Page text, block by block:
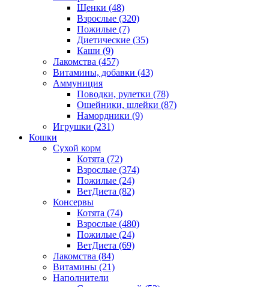
Щенки (48)
Взрослые (320)
Пожилые (7)
Диетические (35)
Каши (9)
Лакомства (457)
Витамины, добавки (43)
Аммуниция
Поводки, рулетки (78)
Ошейники, шлейки (87)
Намордники (9)
Игрушки (231)
Кошки
Сухой корм
Котята (72)
Взрослые (374)
Пожилые (24)
ВетДиета (82)
Консервы
Котята (74)
Взрослые (480)
Пожилые (24)
ВетДиета (69)
Лакомства (84)
Витамины (21)
Наполнители